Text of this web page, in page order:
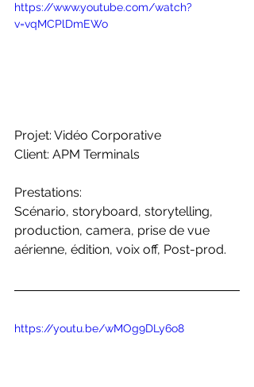
https://www.youtube.com/watch?
v=vqMCPlDmEWo
Projet: Vidéo Corporative
Client: APM Terminals
Prestations:
Scénario, storyboard, storytelling,
production, camera, prise de vue
aérienne, édition, voix off, Post-prod.
https://youtu.be/wMOg9DLy6o8